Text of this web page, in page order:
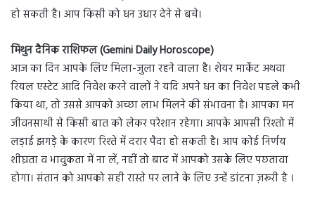
हो सकती है। आप किसी को धन उधार देने से बचे।
मिथुन दैनिक राशिफल (Gemini Daily Horoscope)
आज का दिन आपके लिए मिला-जुला रहने वाला है। शेयर मार्केट अथवा
रियल एस्टेट आदि निवेश करने वालों ने यदि अपने धन का निवेश पहले कभी
किया था, तो उससे आपको अच्छा लाभ मिलने की संभावना है। आपका मन
जीवनसाथी से किसी बात को लेकर परेशान रहेगा। आपके आपसी रिश्तो में
लड़ाई झगड़े के कारण रिश्ते में दरार पैदा हो सकती है। आप कोई निर्णय
शीघ्रता व भावुकता में ना लें, नहीं तो बाद में आपको उसके लिए पछतावा
होगा। संतान को आपको सही रास्ते पर लाने के लिए उन्हें डांटना ज़रूरी है ।